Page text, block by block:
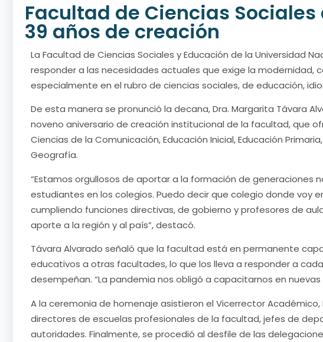
Facultad de Ciencias Sociales
39 años de creación
La Facultad de Ciencias Sociales y Educación de la Universidad
responder a las necesidades actuales que exige la modernidad,
especialmente en el rubro de ciencias sociales, de educación,
De esta manera se pronunció la decana, Dra. Margarita Távara
noveno aniversario de creación institucional de la facultad, que
Ciencias de la Comunicación, Educación Inicial, Educación
Geografía.
“Estamos orgullosos de aportar a la formación de generaciones
estudiantes en los colegios. Puedo decir que colegio donde voy
cumpliendo funciones directivas, de gobierno y profesores de
aporte a la región y al país”, destacó.
Távara Alvarado señaló que la facultad está en permanente
educativos a otras facultades, lo que los lleva a responder a
desempeñan. “La pandemia nos obligó a capacitarnos en
A la ceremonia de homenaje asistieron el Vicerrector Académico,
directores de escuelas profesionales de la facultad, jefes de
autoridades. Finalmente, se procedió al desfile de las